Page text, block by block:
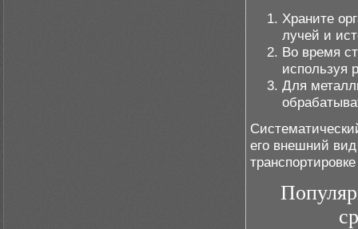
Храните
лучей и
Во время
используя
Для
его внешний